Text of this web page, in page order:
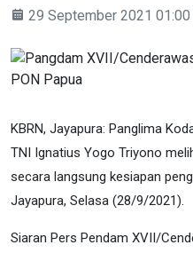
29 September 2021 01:00
KBRN, Jayapura: Panglima
TNI Ignatius Yogo Triyono
secara langsung kesiapan
Jayapura, Selasa (28/9/2021).
Siaran Pers Pendam XVII/